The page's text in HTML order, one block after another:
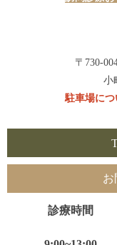
〒730-
小
駐車場につ
お
診療時間